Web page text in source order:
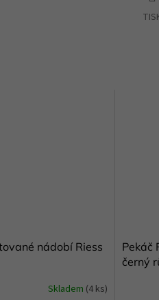
nádobí Riess
Skladem (4 ks)
Pekáč
černý